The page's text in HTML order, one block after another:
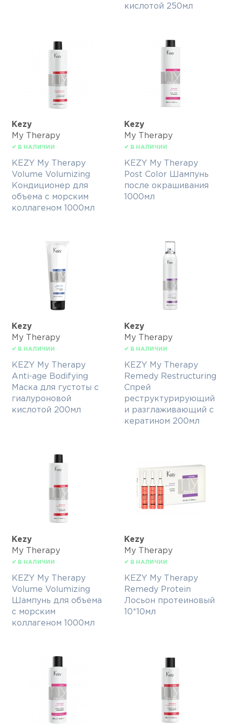
кислотой 250мл
Kezy
My Therapy
✔ В НАЛИЧИИ
KEZY My Therapy
Volume Volumizing
Кондиционер для
объема с морским
коллагеном 1000мл
Kezy
My Therapy
✔ В НАЛИЧИИ
KEZY My Therapy
Post Color Шампунь
после окрашивания
1000мл
Kezy
My Therapy
✔ В НАЛИЧИИ
KEZY My Therapy
Anti-age Bodifying
Маска для густоты с
гиалуроновой
кислотой 200мл
Kezy
My Therapy
✔ В НАЛИЧИИ
KEZY My Therapy
Remedy Restructuring
Спрей
реструктурирующий
и разглаживающий с
кератином 200мл
Kezy
My Therapy
✔ В НАЛИЧИИ
KEZY My Therapy
Volume Volumizing
Шампунь для объема
с морским
коллагеном 1000мл
Kezy
My Therapy
✔ В НАЛИЧИИ
KEZY My Therapy
Remedy Protein
Лосьон протеиновый
10*10мл